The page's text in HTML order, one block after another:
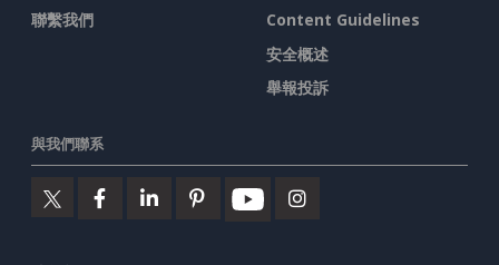
聯繫我們
Content Guidelines
安全概述
舉報投訴
與我們聯系